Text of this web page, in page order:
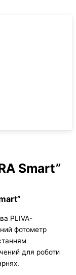
Smart”
PLIVA-
фотометр
для роботи